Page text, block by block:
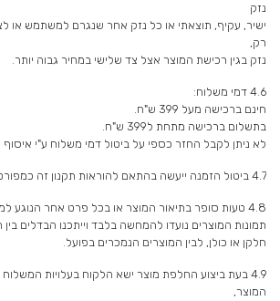
נזק
ישיר, עקיף, תוצאתי או כל נזק אחר שנגרם למשתמש או
רק,
נזק בגין רכישת המוצר אצל צד שלישי במחיר גבוה יותר.
4.6 דמי משלוח:
חינם ברכישה מעל 399 ש"ח.
בתשלום ברכישה מתחת ל399 ש"ח.
לא ניתן לקבל החזר כספי על ביטול דמי משלוח ע"י איסוף
4.7 ביטול הזמנה ייעשה בהתאם להוראות תקנון זה כמפורט להלן.
4.8 טעות סופר בתיאור המוצר או בכל פרט אחר הנוגע למוצר לא תחייב את האתר.
תמונות המוצרים נועדו להמחשה בלבד וייתכנו הבדלים
חלקן או כולן, לבין המוצרים הנמכרים בפועל.
4.9 בעת ביצוע החלפת מוצר ישא הלקוח בעלויות
המוצר,